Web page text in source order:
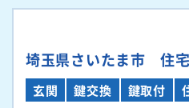
埼玉県さいたま市 住
玄関 鍵交換 鍵取付